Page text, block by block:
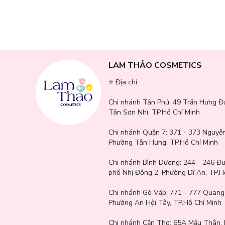
- Xịt trực tiếp lên da mặt, tránh xịt vào mắt, miệng. Dùng
LAM THẢO COSMETICS
⭐️ Địa chỉ:
Chi nhánh Tân Phú: 49 Trần Hưng
Tân Sơn Nhì, TP.Hồ Chí Minh
Chi nhánh Quận 7: 371 - 373
Phường Tân Hưng, TP.Hồ Chí Minh
Chi nhánh Bình Dương: 244 - 246
phố Nhị Đồng 2, Phường Dĩ An,
Chi nhánh Gò Vấp: 771 - 777
Phường An Hội Tây, TP.Hồ Chí Minh
Chi nhánh Cần Thơ: 65A Mậu Thân,